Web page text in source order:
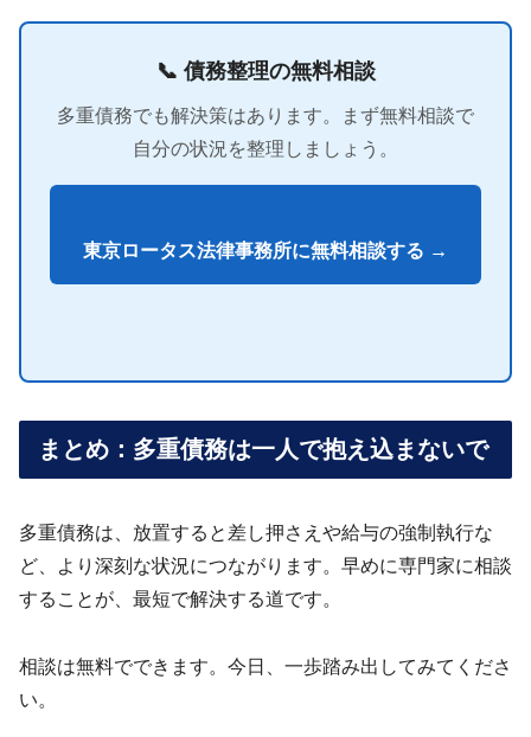
📞 債務整理の無料相談
多重債務でも解決策はあります。まず無料相談で
自分の状況を整理しましょう。
東京ロータス法律事務所に無料相談する →
まとめ：多重債務は一人で抱え込まないで
多重債務は、放置すると差し押さえや給与の強制執行な
ど、より深刻な状況につながります。早めに専門家に相談
することが、最短で解決する道です。
相談は無料でできます。今日、一歩踏み出してみてくださ
い。